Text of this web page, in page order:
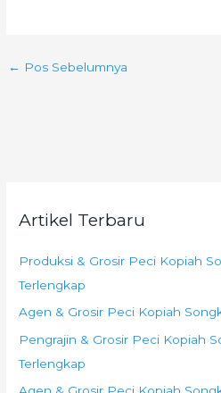
← Pos Sebelumnya
Artikel Terbaru
Produksi & Grosir Peci Kopiah
Terlengkap
Agen & Grosir Peci Kopiah
Pengrajin & Grosir Peci Kopiah
Terlengkap